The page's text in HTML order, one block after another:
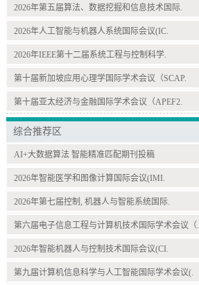
2026年第五届算法、数据挖掘和信息技术国际.
2026年人工智能与机器人系统国际会议(IC.
2026年IEEE第十二届系统工程与控制科学.
第十届新加坡应用心理学国际学术会议（SCAP.
第十届亚太经济与金融国际学术会议（APEF2.
综合推荐区
AI+大数据算法 智能精准匹配期刊投稿
2026年智能医学和图像计算国际会议(IMI.
2026年第七届控制, 机器人与智能系统国际.
第六届电子信息工程与计算机技术国际学术会议（.
2026年智能机器人与控制技术国际会议(CI.
第九届计算机信息科学与人工智能国际学术会议(.